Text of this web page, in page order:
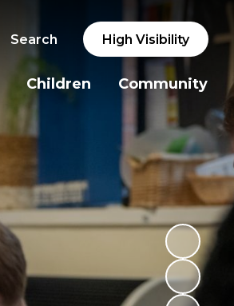
Search High Visibility
Children Community